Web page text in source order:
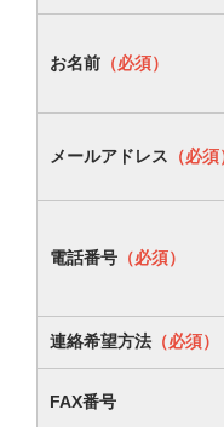
お名前 （必須）
メールアドレス （必須
電話番号 （必須）
連絡希望方法 （必須）
FAX番号